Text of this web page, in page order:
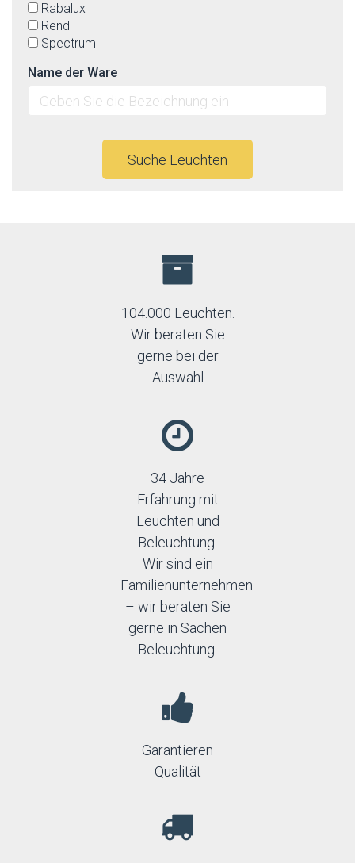
Rabalux
Rendl
Spectrum
Name der Ware
Suche Leuchten
104.000 Leuchten.
Wir beraten Sie
gerne bei der
Auswahl
34 Jahre
Erfahrung mit
Leuchten und
Beleuchtung.
Wir sind ein
Familienunternehmen
– wir beraten Sie
gerne in Sachen
Beleuchtung.
Garantieren
Qualität